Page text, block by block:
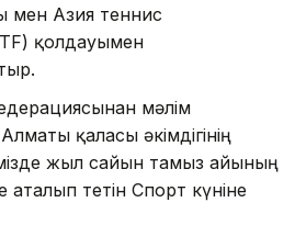
мен Азия теннис
қолдауымен
мәлім
қаласы әкімдігінің
жыл сайын тамыз айының
аталып өтетін Спорт күніне